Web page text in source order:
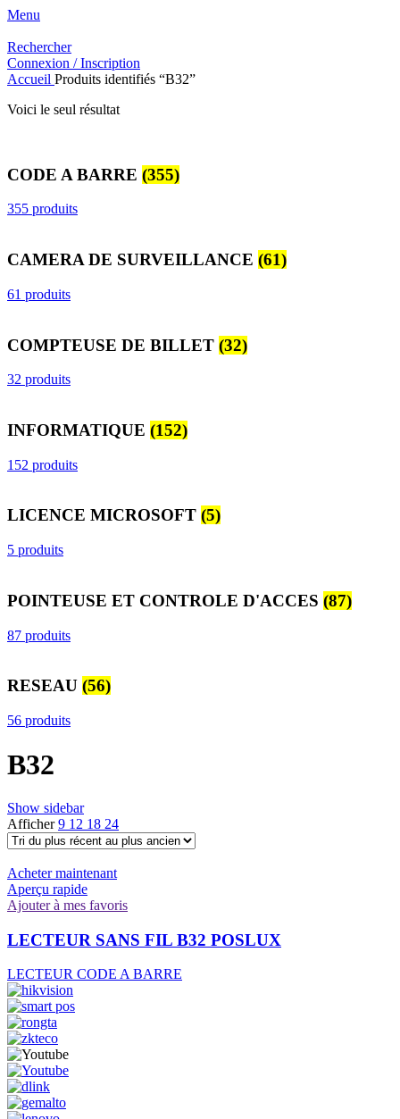
Menu
Rechercher
Connexion / Inscription
Accueil Produits identifiés “B32”
Voici le seul résultat
CODE A BARRE (355)
355 produits
CAMERA DE SURVEILLANCE (61)
61 produits
COMPTEUSE DE BILLET (32)
32 produits
INFORMATIQUE (152)
152 produits
LICENCE MICROSOFT (5)
5 produits
POINTEUSE ET CONTROLE D'ACCES (87)
87 produits
RESEAU (56)
56 produits
B32
Show sidebar
Afficher9 12 18 24
Acheter maintenant
Aperçu rapide
Ajouter à mes favoris
LECTEUR SANS FIL B32 POSLUX
LECTEUR CODE A BARRE